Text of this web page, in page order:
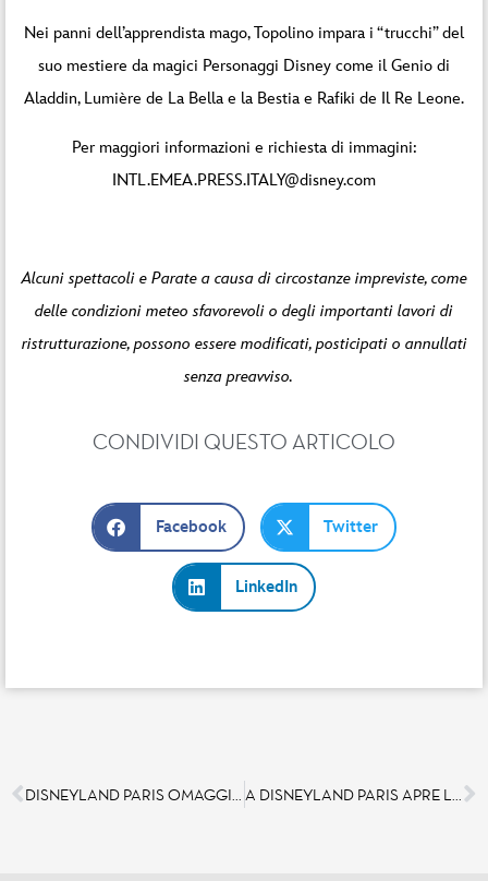
Nei panni dell’apprendista mago, Topolino impara i “trucchi” del
suo mestiere da magici Personaggi Disney come il Genio di
Aladdin, Lumière de La Bella e la Bestia e Rafiki de Il Re Leone.
Per maggiori informazioni e richiesta di immagini:
INTL.EMEA.PRESS.ITALY@disney.com
Alcuni spettacoli e Parate a causa di circostanze impreviste, come
delle condizioni meteo sfavorevoli o degli importanti lavori di
ristrutturazione, possono essere modificati, posticipati o annullati
senza preavviso.
CONDIVIDI QUESTO ARTICOLO
Facebook Twitter
LinkedIn
DISNEYLAND PARIS OMAGGIA LA RIAPERTURA DELLA CATTEDRALE DI NOTRE-DAME DE PARIS CON LO SPETTACOLO TEMPORANEO « DISNEY A DISNEYLAND PARIS APRE LA FORÊT SECRÈTE PAR JEAN IMBERT UN NUOVO RISTORANTE ALL’INTERNO DEL DISNEYLAND HOTEL!